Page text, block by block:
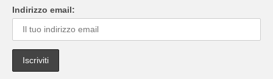
Indirizzo email: